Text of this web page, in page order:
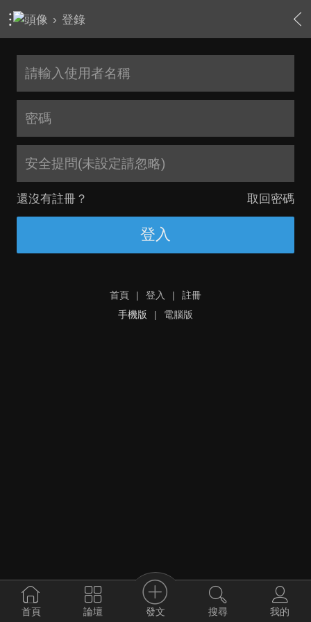
› 登錄
安全提問(未設定請忽略)
還沒有註冊？ 取回密碼
登入
首頁 | 登入 |
註冊
手機版
| 電腦版
首頁 論壇 發文 搜尋 我的